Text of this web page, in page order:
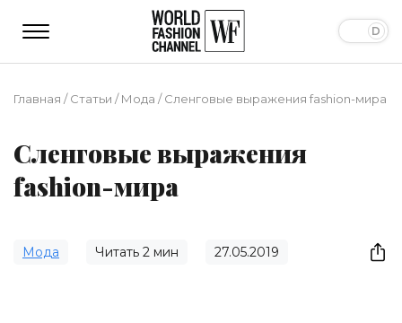
Главная /Статьи /Мода /Сленговые выражения fashion-мира
Сленговые выражения
fashion-мира
Мода Читать 2 мин 27.05.2019